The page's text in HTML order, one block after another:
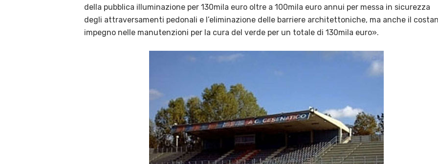
della pubblica illuminazione per 130mila euro oltre a 100mila euro annui per messa in sicurezza
degli attraversamenti pedonali e l’eliminazione delle barriere architettoniche, ma anche il
impegno nelle manutenzioni per la cura del verde per un totale di 130mila euro».